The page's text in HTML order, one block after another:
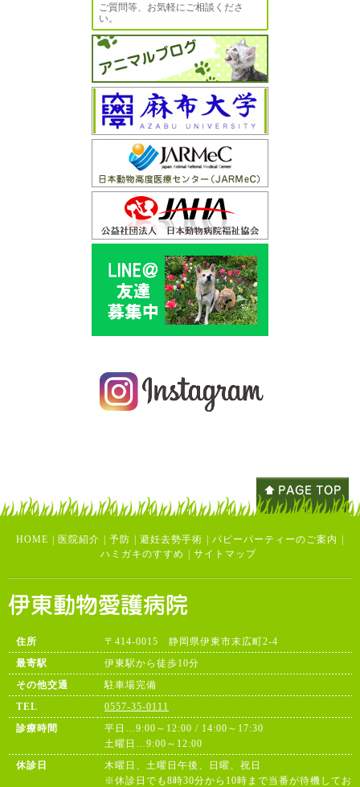
ご質問等、お気軽にご相談くださ
い。
HOME | 医院紹介 | 予防 | 避妊去勢手術 | パピーパーティーのご案内 |
ハミガキのすすめ | サイトマップ
住所
〒414-0015 静岡県伊東市末広町2-4
最寄駅
伊東駅から徒歩10分
その他交通
駐車場完備
TEL
0557-35-0111
診療時間
平日…9:00～12:00 / 14:00～17:30
土曜日…9:00～12:00
休診日
木曜日、土曜日午後、日曜、祝日
※休診日でも8時30分から10時まで当番が待機してお